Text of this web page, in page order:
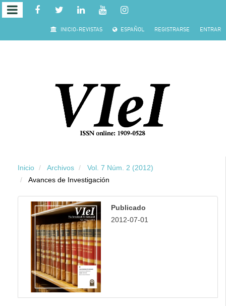
Salto rápido al contenido de la página
Navegación principal
INICIO-REVISTAS ESPAÑOL REGISTRARSE ENTRAR
Inicio Archivos
Vol. 7 Núm. 2 (2012)
Avances de Investigación
Publicado
2012-07-01